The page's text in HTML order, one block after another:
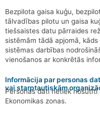
Bezpilota gaisa kuģu,
tālvadības pilotu un gaisa
tiešsaistes datu pārraides
sistēmām tādā apjomā,
sistēmas darbības
vienošanos ar konkrētās
Informācija par personas
vai starptautiskām
Personas dati netiek nosūtīti
Ekonomikas zonas.